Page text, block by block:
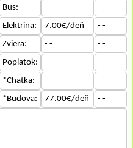
Bus: - -
- -
Elektrina: 7.00€/deň
- -
Zviera: - -
- -
Poplatok: - -
- -
*Chatka: - -
- -
*Budova: 77.00€/deň
- -